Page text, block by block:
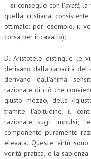
– si consegue con l’areté, la
quella cristiana,
ottimale: per esempio, il
corsa per il cavallo);
D. Aristotele distingue le
derivano dalla capacità
derivano dall’anima
razionale di ciò che
giusto mezzo, della
tramite l’abitudine, il
razionale sugli impulsi;
componente puramente
elevata. Queste virtù
verità pratica, e la sapienza